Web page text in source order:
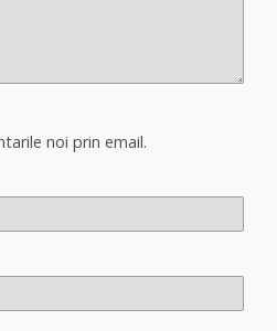
noi prin email.